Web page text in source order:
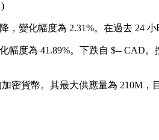
衍生性商品
，變化幅度為 2.31%。 在過去 24
度為 41.89%。下跌自 $-- CAD。
密貨幣。其最大供應量為 210M